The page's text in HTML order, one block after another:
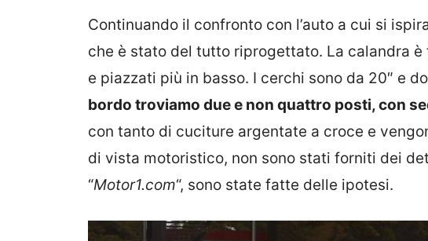
Continuando il confronto con l’auto a cui si
che è stato del tutto riprogettato. La calandra
e piazzati più in basso. I cerchi sono da 20″ e
bordo troviamo due e non quattro posti, con
con tanto di cuciture argentate a croce e
di vista motoristico, non sono stati forniti dei
“Motor1.com“, sono state fatte delle ipotesi.